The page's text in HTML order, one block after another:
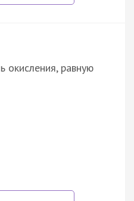
окисления, равную